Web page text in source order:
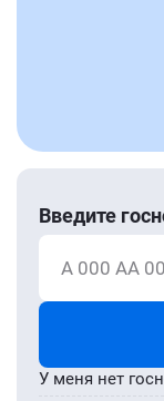
Введите
А 000 АА 00
У меня нет